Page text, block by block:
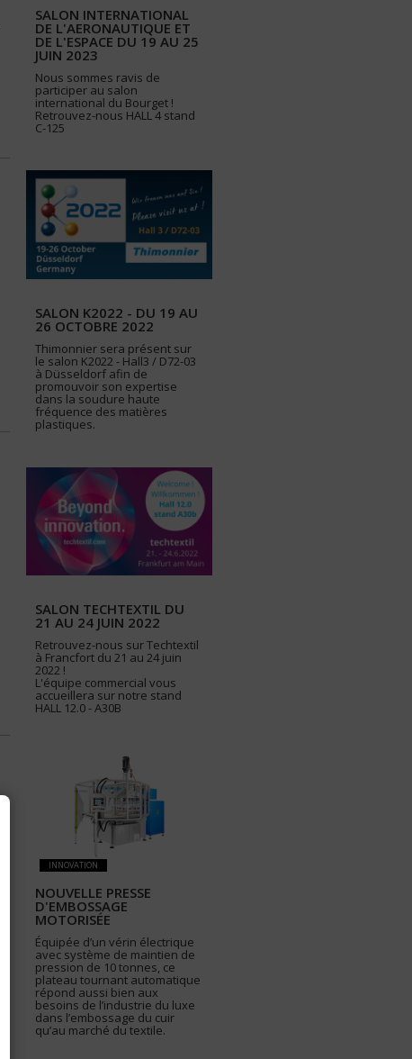
SALON INTERNATIONAL
DE L'AERONAUTIQUE ET
DE L'ESPACE DU 19 AU 25
JUIN 2023
Nous sommes ravis de
participer au salon
international du Bourget !
Retrouvez-nous HALL 4 stand
C-125
SALON K2022 - DU 19 AU
26 OCTOBRE 2022
Thimonnier sera présent sur
le salon K2022 - Hall3 / D72-03
à Düsseldorf afin de
promouvoir son expertise
dans la soudure haute
fréquence des matières
plastiques.
SALON TECHTEXTIL DU
21 AU 24 JUIN 2022
Retrouvez-nous sur Techtextil
à Francfort du 21 au 24 juin
2022 !
L'équipe commercial vous
accueillera sur notre stand
HALL 12.0 - A30B
INNOVATION
NOUVELLE PRESSE
D'EMBOSSAGE
MOTORISÉE
Équipée d’un vérin électrique
avec système de maintien de
pression de 10 tonnes, ce
plateau tournant automatique
répond aussi bien aux
besoins de l’industrie du luxe
dans l’embossage du cuir
qu’au marché du textile.